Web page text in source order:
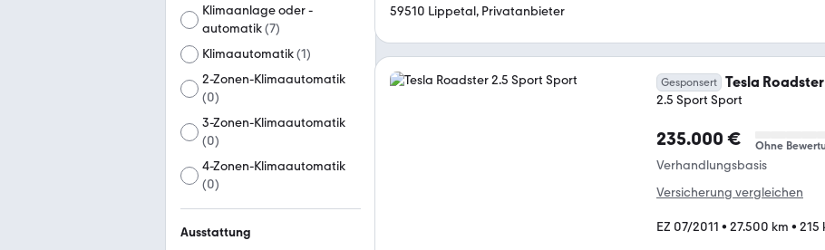
Klimaanlage oder -
automatik(7)
Klimaautomatik(1)
2-Zonen-Klimaautomatik
(0)
3-Zonen-Klimaautomatik
(0)
4-Zonen-Klimaautomatik
(0)
Ausstattung
59510 Lippetal, Privatanbieter
Gesponsert Tesla Roadster
2.5 Sport Sport
235.000 € Ohne
Verhandlungsbasis
Versicherung vergleichen
EZ 07/2011 • 27.500 km • 215